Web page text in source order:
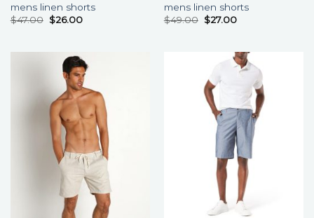
mens linen shorts
$47.00 $26.00
mens linen shorts
$49.00 $27.00